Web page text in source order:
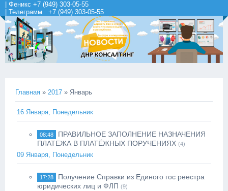
| Феникс +7 (949) 303-05-55
| Телеграмм +7 (949) 303-05-55
Главная » 2017 » Январь
16 Января, Понедельник
08:48
ПРАВИЛЬНОЕ ЗАПОЛНЕНИЕ НАЗНАЧЕНИЯ
ПЛАТЕЖА В ПЛАТЁЖНЫХ ПОРУЧЕНИЯХ (4)
09 Января, Понедельник
17:28
Получение Справки из Единого гос реестра
юридических лиц и ФЛП (9)